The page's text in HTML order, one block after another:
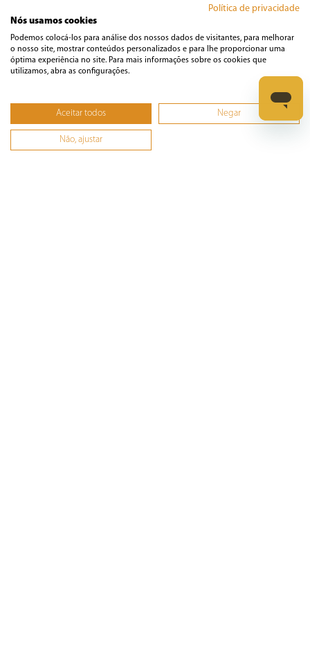
Loja Segura
Áudio e Vídeo
Casa
Climatização
Política de privacidade
Nós usamos cookies
Podemos colocá-los para análise dos nossos dados de visitantes, para melhorar
o nosso site, mostrar conteúdos personalizados e para lhe proporcionar uma
óptima experiência no site. Para mais informações sobre os cookies que
utilizamos, abra as configurações.
Aceitar todos Negar
Não, ajustar